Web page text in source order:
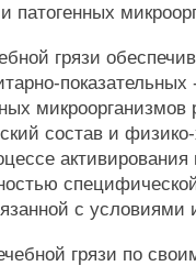
патогенных
грязи
микроорганизмов
состав и
с условиями
грязи по